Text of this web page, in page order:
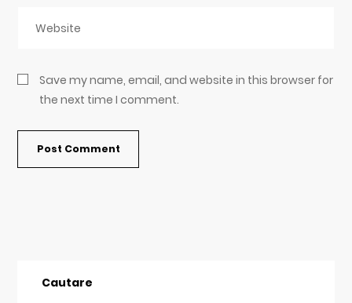
Save my name, email, and website in this browser for
the next time I comment.
Cautare